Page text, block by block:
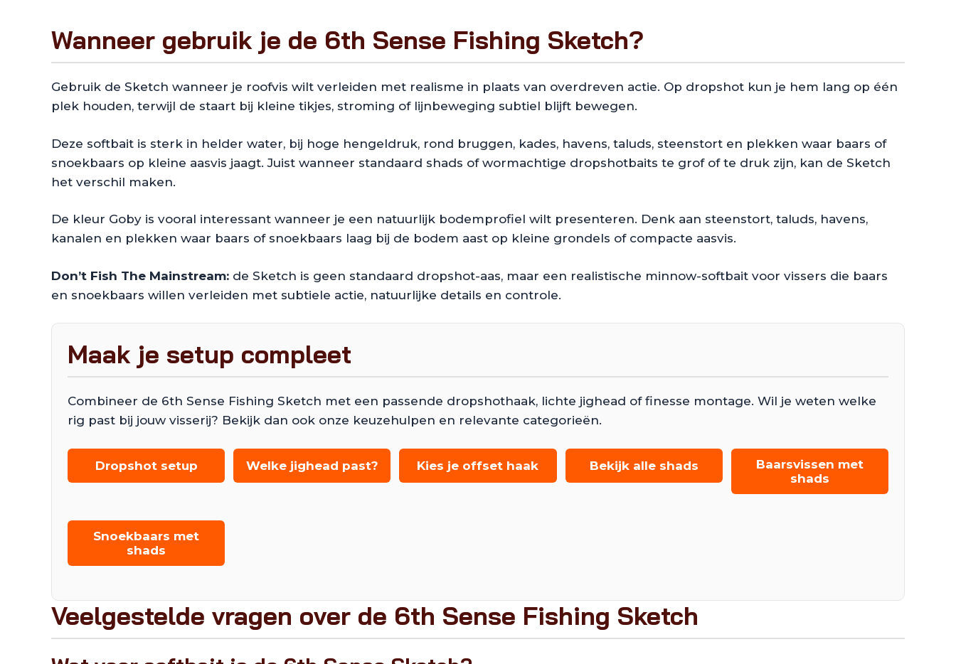
Wanneer gebruik je de 6th Sense Fishing Sketch?
Gebruik de Sketch wanneer je roofvis wilt verleiden met realisme in plaats van overdreven actie. Op dropshot kun je hem lang op één
plek houden, terwijl de staart bij kleine tikjes, stroming of lijnbeweging subtiel blijft bewegen.
Deze softbait is sterk in helder water, bij hoge hengeldruk, rond bruggen, kades, havens, taluds, steenstort en plekken waar baars of
snoekbaars op kleine aasvis jaagt. Juist wanneer standaard shads of wormachtige dropshotbaits te grof of te druk zijn, kan de Sketch
het verschil maken.
De kleur Goby is vooral interessant wanneer je een natuurlijk bodemprofiel wilt presenteren. Denk aan steenstort, taluds, havens,
kanalen en plekken waar baars of snoekbaars laag bij de bodem aast op kleine grondels of compacte aasvis.
Don’t Fish The Mainstream: de Sketch is geen standaard dropshot-aas, maar een realistische minnow-softbait voor vissers die baars
en snoekbaars willen verleiden met subtiele actie, natuurlijke details en controle.
Maak je setup compleet
Combineer de 6th Sense Fishing Sketch met een passende dropshothaak, lichte jighead of finesse montage. Wil je weten welke
rig past bij jouw visserij? Bekijk dan ook onze keuzehulpen en relevante categorieën.
Dropshot setup Welke jighead past? Kies je offset haak Bekijk alle shads
Baarsvissen met
shads
Snoekbaars met
shads
Veelgestelde vragen over de 6th Sense Fishing Sketch